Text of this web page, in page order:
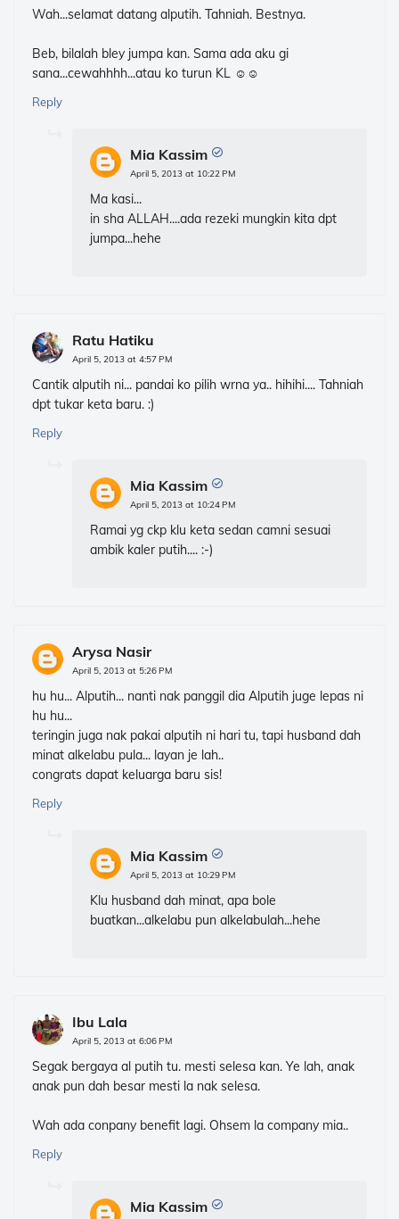
Wah...selamat datang alputih. Tahniah. Bestnya.
Beb, bilalah bley jumpa kan. Sama ada aku gi
sana...cewahhhh...atau ko turun KL ☺☺
Reply
Mia Kassim
April 5, 2013 at 10:22 PM
Ma kasi...
in sha ALLAH....ada rezeki mungkin kita dpt
jumpa...hehe
Ratu Hatiku
April 5, 2013 at 4:57 PM
Cantik alputih ni... pandai ko pilih wrna ya.. hihihi.... Tahniah
dpt tukar keta baru. :)
Reply
Mia Kassim
April 5, 2013 at 10:24 PM
Ramai yg ckp klu keta sedan camni sesuai
ambik kaler putih.... :-)
Arysa Nasir
April 5, 2013 at 5:26 PM
hu hu... Alputih... nanti nak panggil dia Alputih juge lepas ni
hu hu...
teringin juga nak pakai alputih ni hari tu, tapi husband dah
minat alkelabu pula... layan je lah..
congrats dapat keluarga baru sis!
Reply
Mia Kassim
April 5, 2013 at 10:29 PM
Klu husband dah minat, apa bole
buatkan...alkelabu pun alkelabulah...hehe
Ibu Lala
April 5, 2013 at 6:06 PM
Segak bergaya al putih tu. mesti selesa kan. Ye lah, anak
anak pun dah besar mesti la nak selesa.
Wah ada conpany benefit lagi. Ohsem la company mia..
Reply
Mia Kassim